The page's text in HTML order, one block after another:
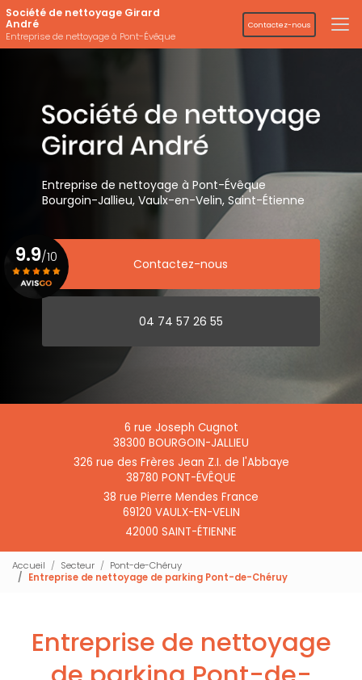
Aller
au
contenu
principal
Société de nettoyage Girard
André
Entreprise de nettoyage à Pont-Évêque
Contactez-nous
Entreprise de nettoyage à Pont-Évêque
Bourgoin-Jallieu, Vaulx-en-Velin, Saint-Étienne
Contactez-nous
04 74 57 26 55
6 rue Joseph Cugnot
38300 BOURGOIN-JALLIEU
326 rue des Frères Jean Z.I. de l'Abbaye
38780 PONT-ÉVÊQUE
38 rue Pierre Mendes France
69120 VAULX-EN-VELIN
42000 SAINT-ÉTIENNE
9.9/10
Accueil Secteur
Pont-de-Chéruy
Entreprise de nettoyage de parking Pont-de-Chéruy
Entreprise de nettoyage